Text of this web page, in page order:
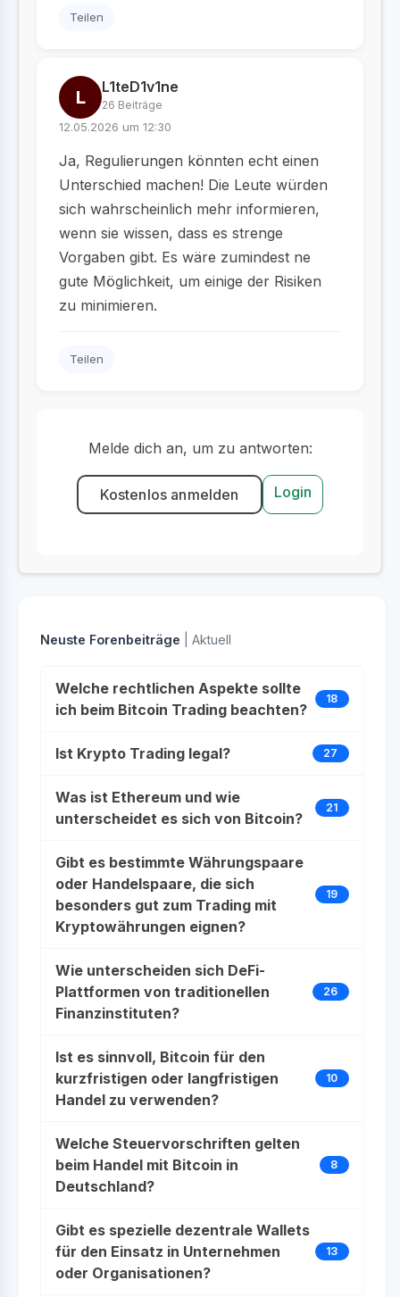
Teilen
L L1teD1v1ne
26 Beiträge
12.05.2026 um 12:30
Ja, Regulierungen könnten echt einen
Unterschied machen! Die Leute würden
sich wahrscheinlich mehr informieren,
wenn sie wissen, dass es strenge
Vorgaben gibt. Es wäre zumindest ne
gute Möglichkeit, um einige der Risiken
zu minimieren.
Teilen
Melde dich an, um zu antworten:
Kostenlos anmelden Login
Neuste Forenbeiträge | Aktuell
Welche rechtlichen Aspekte sollte
ich beim Bitcoin Trading beachten?
18
Ist Krypto Trading legal? 27
Was ist Ethereum und wie
unterscheidet es sich von Bitcoin?
21
Gibt es bestimmte Währungspaare
oder Handelspaare, die sich
besonders gut zum Trading mit
Kryptowährungen eignen?
19
Wie unterscheiden sich DeFi-
Plattformen von traditionellen
Finanzinstituten?
26
Ist es sinnvoll, Bitcoin für den
kurzfristigen oder langfristigen
Handel zu verwenden?
10
Welche Steuervorschriften gelten
beim Handel mit Bitcoin in
Deutschland?
8
Gibt es spezielle dezentrale Wallets
für den Einsatz in Unternehmen
oder Organisationen?
13